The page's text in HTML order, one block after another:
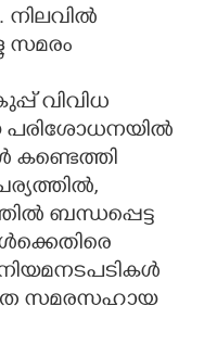
നിലവിൽ
സമരം
വിവിധ
പരിശോധനയിൽ
കണ്ടെത്തി
ബന്ധപ്പെട്ട
സമരസഹായ